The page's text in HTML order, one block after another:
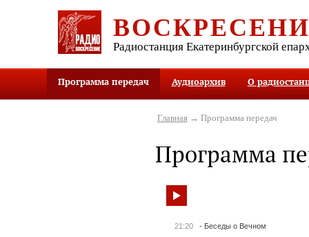
Радиостанция Екатеринбургской
Программа передач Аудиоархив О
Главная→ Программа передач
Программа
21:20 - Беседы о Вечном